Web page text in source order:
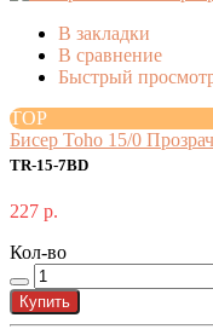
В закладки
В сравнение
Быстрый
TOP
Бисер Toho 15/0
TR-15-7BD
227 р.
Кол-во
Купить